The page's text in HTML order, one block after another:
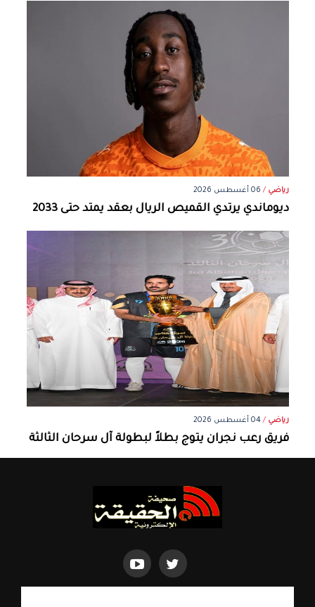
رياضي / 06 أغسطس 2026
ديوماندي يرتدي القميص الريال بعقد يمتد حتى 2033
رياضي /04 أغسطس 2026
فريق رعب نجران يتوج بطلاً لبطولة آل سرحان الثالثة